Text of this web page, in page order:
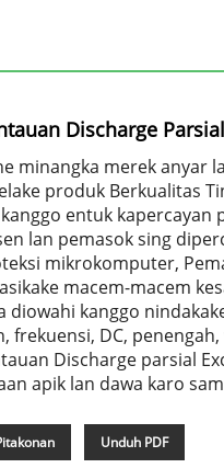
Discharge Parsial
minangka merek anyar
produk Berkualitas
entuk kapercayan
lan pemasok sing
mikrokomputer,
macem-macem
diowahi kanggo
frekuensi, DC,
Discharge parsial
apik lan dawa karo
Unduh PDF